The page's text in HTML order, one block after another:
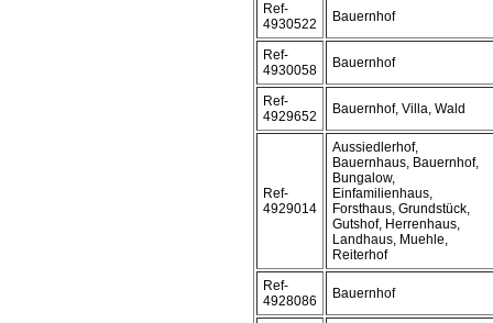
Ref-
4930522
Bauernhof
Ref-
4930058
Bauernhof
Ref-
4929652
Bauernhof, Villa, Wald
Ref-
4929014
Aussiedlerhof,
Bauernhaus, Bauernhof,
Bungalow,
Einfamilienhaus,
Forsthaus, Grundstück,
Gutshof, Herrenhaus,
Landhaus, Muehle,
Reiterhof
Ref-
4928086
Bauernhof